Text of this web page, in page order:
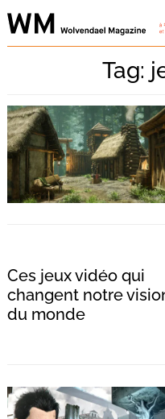
Skip
to
Tag:
Ces jeux vidéo qui
changent notre
du monde